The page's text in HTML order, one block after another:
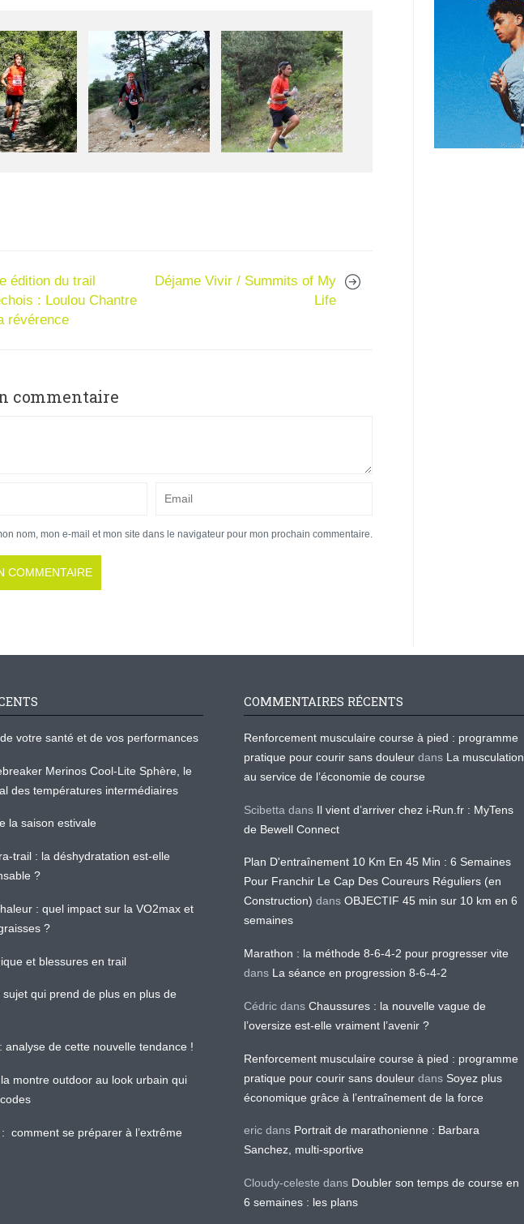
édition du trail
: Loulou Chantre
révérence
Déjame Vivir / Summits of My
Life
commentaire
nom, mon e-mail et mon site dans le navigateur pour mon prochain commentaire.
de votre santé et de vos performances
Merinos Cool-Lite Sphère, le
des températures intermédiaires
la saison estivale
trail : la déshydratation est-elle
?
: quel impact sur la VO2max et
?
et blessures en trail
qui prend de plus en plus de
analyse de cette nouvelle tendance !
montre outdoor au look urbain qui
comment se préparer à l’extrême
COMMENTAIRES RÉCENTS
Renforcement musculaire course à pied : programme
pratique pour courir sans douleur dans La musculation
au service de l’économie de course
Scibetta dans Il vient d’arriver chez i-Run.fr : MyTens
de Bewell Connect
Plan D'entraînement 10 Km En 45 Min : 6 Semaines
Pour Franchir Le Cap Des Coureurs Réguliers (en
Construction) dans OBJECTIF 45 min sur 10 km en 6
semaines
Marathon : la méthode 8-6-4-2 pour progresser vite
dans La séance en progression 8-6-4-2
Cédric dans Chaussures : la nouvelle vague de
l’oversize est-elle vraiment l’avenir ?
Renforcement musculaire course à pied : programme
pratique pour courir sans douleur dans Soyez plus
économique grâce à l’entraînement de la force
eric dans Portrait de marathonienne : Barbara
Sanchez, multi-sportive
Cloudy-celeste dans Doubler son temps de course en
6 semaines : les plans